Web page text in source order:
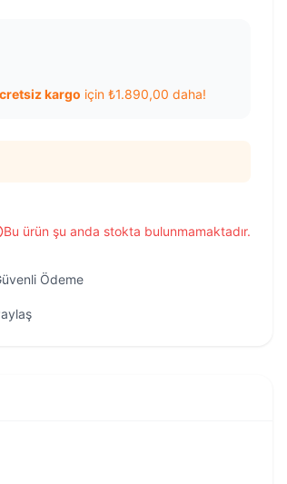
kargo için ₺1.890,00 daha!
Bu ürün şu anda stokta bulunmamaktadır.
Ödeme